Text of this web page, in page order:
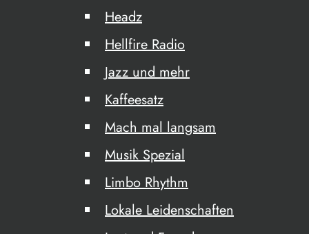
Headz
Hellfire Radio
Jazz und mehr
Kaffeesatz
Mach mal langsam
Musik Spezial
Limbo Rhythm
Lokale Leidenschaften